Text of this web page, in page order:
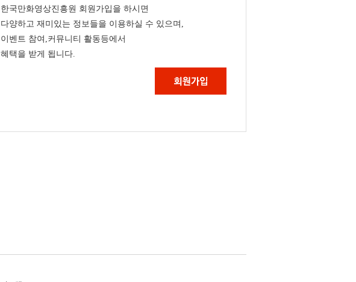
한국만화영상진흥원 회원가입을 하시면
다양하고 재미있는 정보들을 이용하실 수 있으며,
이벤트 참여,커뮤니티 활동등에서
혜택을 받게 됩니다.